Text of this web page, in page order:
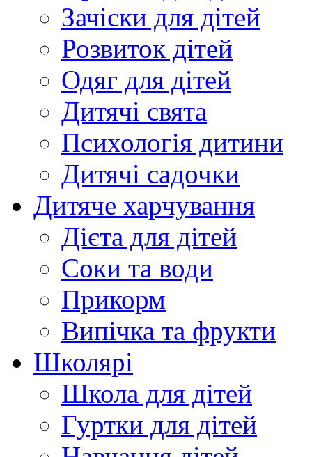
Зачіски для дітей
Розвиток дітей
Одяг для дітей
Дитячі свята
Психологія дитини
Дитячі садочки
Дитяче харчування
Дієта для дітей
Соки та води
Прикорм
Випічка та фрукти
Школярі
Школа для дітей
Гуртки для дітей